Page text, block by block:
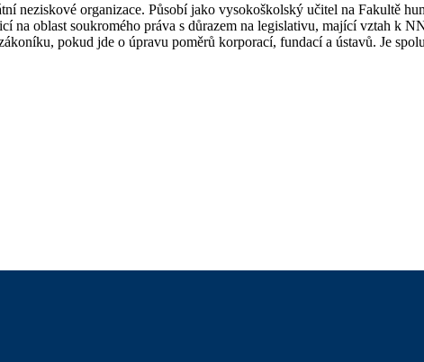
neziskové organizace. Působí jako vysokoškolský učitel na Fakultě
na oblast soukromého práva s důrazem na legislativu, mající vztah k
pokud jde o úpravu poměrů korporací, fundací a ústavů. Je